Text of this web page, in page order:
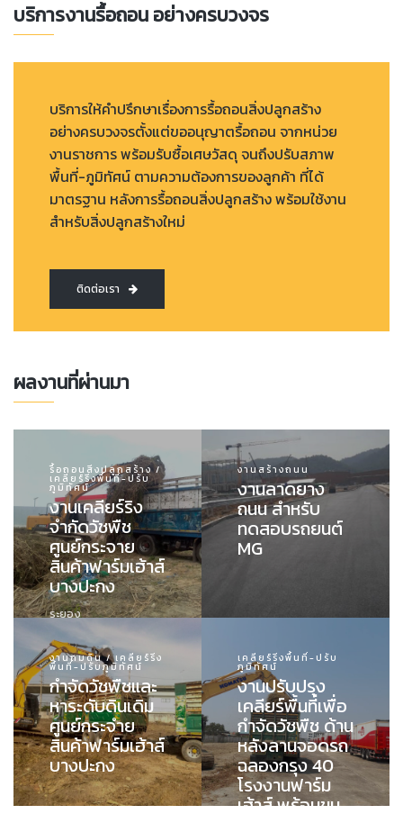
บริการงานรื้อถอน อย่างครบวงจร
บริการให้คำปรึกษาเรื่องการรื้อถอนสิ่งปลูกสร้าง
อย่างครบวงจรตั้งแต่ขออนุญาตรื้อถอน จากหน่วย
งานราชการ พร้อมรับซื้อเศษวัสดุ จนถึงปรับสภาพ
พื้นที่-ภูมิทัศน์ ตามความต้องการของลูกค้า ที่ได้
มาตรฐาน หลังการรื้อถอนสิ่งปลูกสร้าง พร้อมใช้งาน
สำหรับสิ่งปลูกสร้างใหม่
ติดต่อเรา
ผลงานที่ผ่านมา
รื้อถอนสิ่งปลูกสร้าง /
เคลียร์ริ่งพื้นที่-ปรับ
ภูมิทัศน์
งานเคลียร์ริง
จำกัดวัชพืช
ศูนย์กระจาย
สินค้าฟาร์มเฮ้าส์
บางปะกง
ระยอง
งานสร้างถนน
งานลาดยาง
ถนน สำหรับ
ทดสอบรถยนต์
MG
งานถมดิน / เคลียร์ริ่ง
พื้นที่-ปรับภูมิทัศน์
กำจัดวัชพืชและ
หาระดับดินเดิม
ศูนย์กระจำย
สินค้าฟาร์มเฮ้าส์
บางปะกง
เคลียร์ริ่งพื้นที่-ปรับ
ภูมิทัศน์
งานปรับปรุง
เคลียร์พื้นที่เพื่อ
กำจัดวัชพืช ด้าน
หลังลานจอดรถ
ฉลองกรุง 40
โรงงานฟาร์ม
เฮ้าส์ พร้อมขน